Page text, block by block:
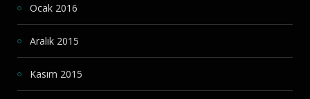
Ocak 2016
Aralık 2015
Kasım 2015